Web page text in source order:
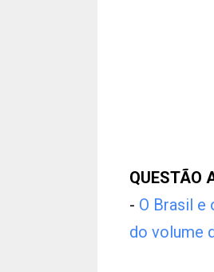
QUESTÃO
- O Brasil e
do volume